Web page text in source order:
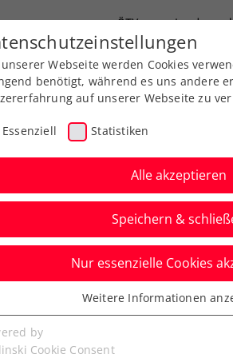
ÖTV
Ausbildung Services
Trophy
in
Webseite werden Cookies
benötigt, während es uns andere
auf unserer Webseite zu
Essenziell Statistiken
Alle akzeptieren
Speichern &
Nur essenzielle Cookies
Cookies werden für
benötigt. Dadurch ist
Weitere Informationen
by
Cookie Consent